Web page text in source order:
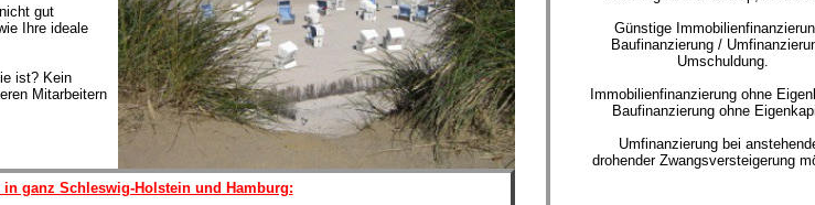
gut
Ihre ideale
ist? Kein
Mitarbeitern
ganz Schleswig-Holstein und Hamburg:
Günstige
Baufinanzierung /
Umschuldung.
Immobilienfinanzierung ohne
Baufinanzierung ohne
Umfinanzierung bei
drohender Zwangsversteigerung